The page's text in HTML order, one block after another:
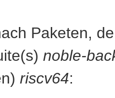
Paketen,
noble-
riscv64: